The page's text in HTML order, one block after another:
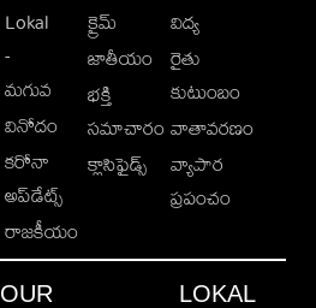
Lokal
-
మగువ
వినోదం
కరోనా
అప్‌డేట్స్
రాజకీయం
క్రైమ్
జాతీయం
భక్తి
సమాచారం
క్లాసిఫైడ్స్
విద్య
రైతు
కుటుంబం
వాతావరణం
వ్యాపార
ప్రపంచం
OUR
LOKAL